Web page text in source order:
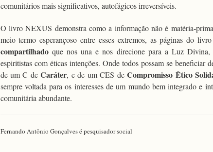
comunitários mais significativos, autofágicos irreversíveis.
O livro NEXUS demonstra como a informação não é matéria-
meio termo esperançoso entre esses extremos, as páginas do
compartilhadoque nos una e nos direcione para a Luz Divina,
espiritistas com éticas intenções. Onde todos possam se beneficiar
de um C deCaráter, e de um CES deCompromisso Ético
sempre voltada para os interesses de um mundo bem integrado e
comunitária abundante.
Fernando Antônio Gonçalves é pesquisador social